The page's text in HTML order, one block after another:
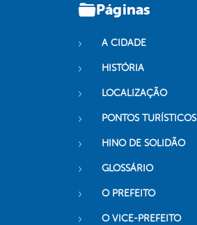
Páginas
A CIDADE
HISTÓRIA
LOCALIZAÇÃO
PONTOS TURÍSTICOS
HINO DE SOLIDÃO
GLOSSÁRIO
O PREFEITO
O VICE-PREFEITO